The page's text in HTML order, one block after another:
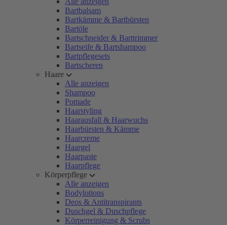
Bartbalsam
Bartkämme & Bartbürsten
Bartöle
Bartschneider & Barttrimmer
Bartseife & Bartshampoo
Bartpflegesets
Bartscheren
Haare
Alle anzeigen
Shampoo
Pomade
Haarstyling
Haarausfall & Haarwuchs
Haarbürsten & Kämme
Haarcreme
Haargel
Haarpaste
Haarpflege
Körperpflege
Alle anzeigen
Bodylotions
Deos & Antitranspirants
Duschgel & Duschpflege
Körperreinigung & Scrubs